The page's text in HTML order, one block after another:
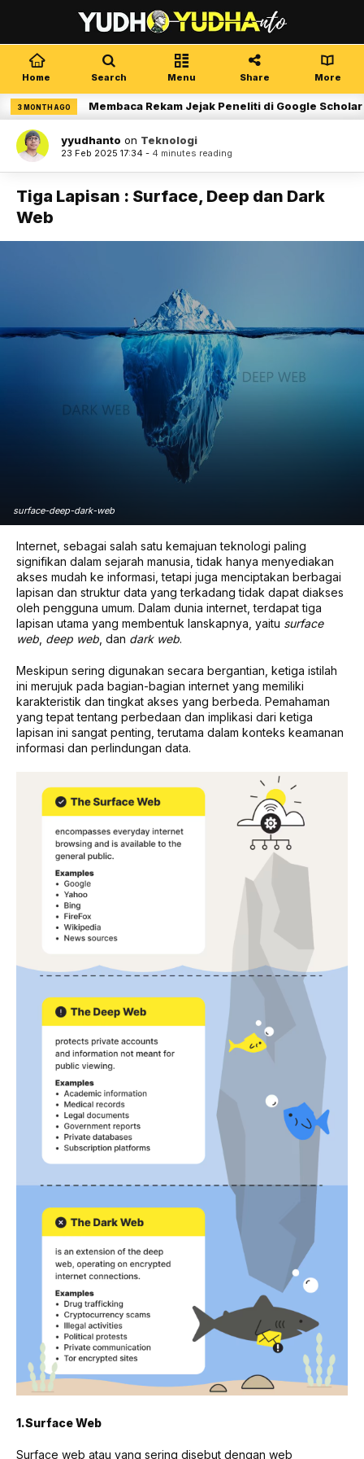
Home Search Menu Share More
AGO Membaca Rekam Jejak Peneliti di Google Scholar
yyudhanto on Teknologi
23 Feb 2025 17:34 - 4 minutes reading
Tiga Lapisan : Surface, Deep dan Dark
Web
surface-deep-dark-web
Internet, sebagai salah satu kemajuan teknologi paling
signifikan dalam sejarah manusia, tidak hanya menyediakan
akses mudah ke informasi, tetapi juga menciptakan berbagai
lapisan dan struktur data yang terkadang tidak dapat diakses
oleh pengguna umum. Dalam dunia internet, terdapat tiga
lapisan utama yang membentuk lanskapnya, yaitu surface
web deep web , dan dark web.
Meskipun sering digunakan secara bergantian, ketiga istilah
ini merujuk pada bagian-bagian internet yang memiliki
karakteristik dan tingkat akses yang berbeda. Pemahaman
yang tepat tentang perbedaan dan implikasi dari ketiga
lapisan ini sangat penting, terutama dalam konteks keamanan
informasi dan perlindungan data.
1.Surface Web
Surface web atau yang sering disebut dengan web